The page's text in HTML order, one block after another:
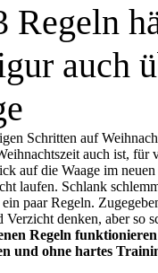
Regeln
auch
Schritten auf
auch ist, für
auf die Waage im neuen
laufen. Schlank
paar Regeln.
Verzicht denken, aber so
Regeln
und ohne hartes